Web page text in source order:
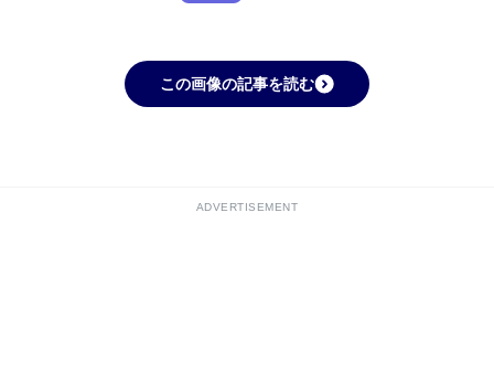
この画像の記事を読む
ADVERTISEMENT